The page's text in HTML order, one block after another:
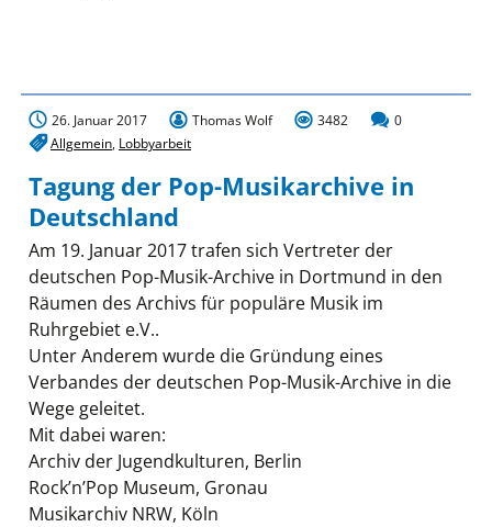
26. Januar 2017 Thomas Wolf 3482
0
Allgemein, Lobbyarbeit
Tagung der Pop-Musikarchive in
Deutschland
Am 19. Januar 2017 trafen sich Vertreter der
deutschen Pop-Musik-Archive in Dortmund in den
Räumen des Archivs für populäre Musik im
Ruhrgebiet e.V..
Unter Anderem wurde die Gründung eines
Verbandes der deutschen Pop-Musik-Archive in die
Wege geleitet.
Mit dabei waren:
Archiv der Jugendkulturen, Berlin
Rock’n’Pop Museum, Gronau
Musikarchiv NRW, Köln